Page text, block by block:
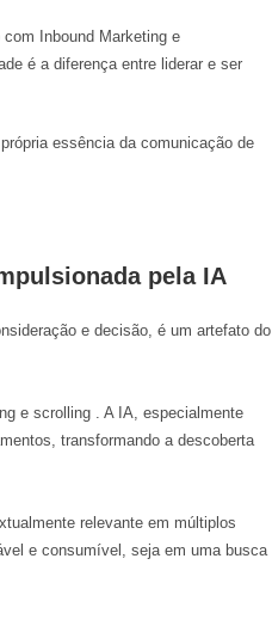
com Inbound Marketing e
é a diferença entre liderar e ser
essência da comunicação de
pela IA
e decisão, é um artefato do
e scrolling . A IA, especialmente
transformando a descoberta
relevante em múltiplos
e consumível, seja em uma busca